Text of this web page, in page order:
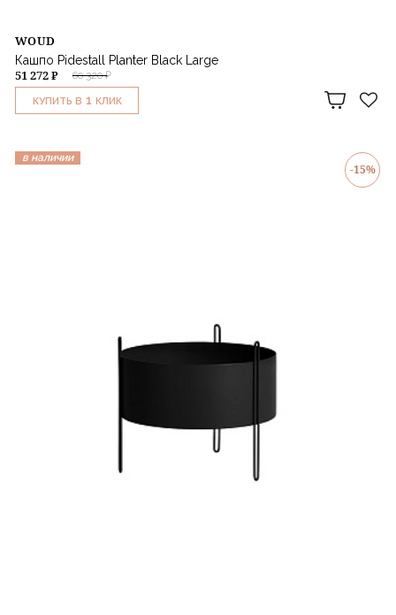
WOUD
Кашпо Pidestall Planter Black Large
60 320 ₽
51 272 ₽
КУПИТЬ В 1 КЛИК
в наличии
-15%